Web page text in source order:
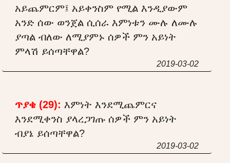
አይጨምርም፤ አይቀንስም የሚል እንዲያውም
አንድ ሰው ወንጀል ሲሰራ እምነቱን ሙሉ ለሙሉ
ያጣል ብለው ለሚያምኑ ሰዎች ምን አይነት
ምላሽ ይሰጣቸዋል?
2019-03-02
ጥያቄ (29): እምነት እንደሚጨምርና
እንደሚቀንስ ያላረጋገጡ ሰዎች ምን አይነት
ብያኔ ይሰጣቸዋል?
2019-03-02